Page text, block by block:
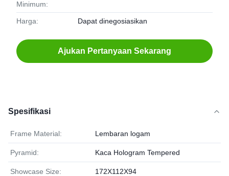
Minimum:
Harga: Dapat dinegosiasikan
Ajukan Pertanyaan Sekarang
Spesifikasi
Frame Material: Lembaran logam
Pyramid: Kaca Hologram Tempered
Showcase Size: 172X112X94